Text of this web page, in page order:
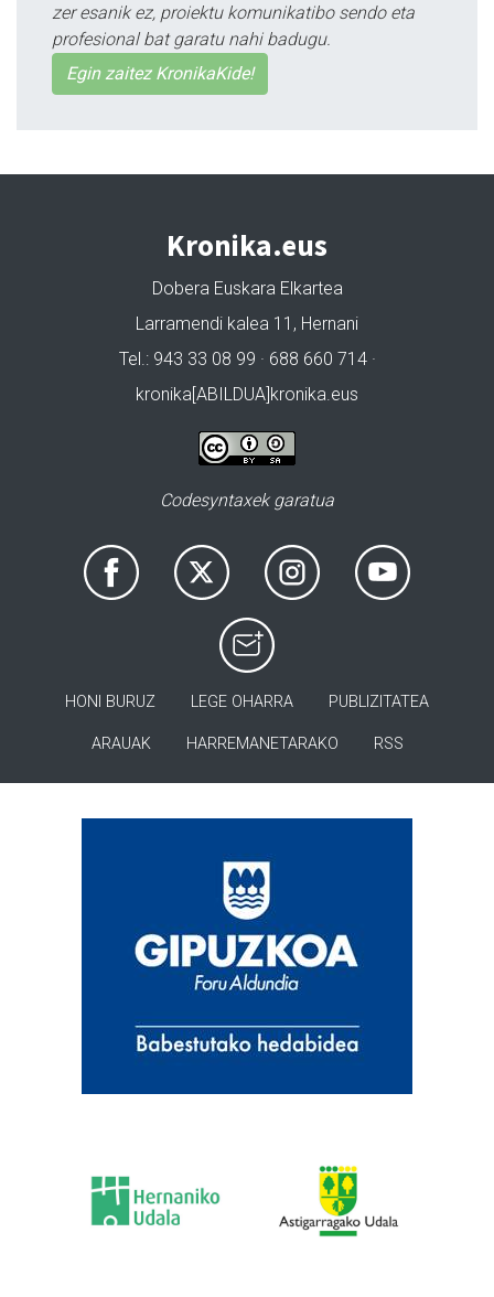
zer esanik ez, proiektu komunikatibo sendo eta
profesional bat garatu nahi badugu.
Egin zaitez KronikaKide!
Kronika.eus
Dobera Euskara Elkartea
Larramendi kalea 11, Hernani
Tel.: 943 33 08 99 · 688 660 714 ·
kronika[ABILDUA]kronika.eus
Codesyntaxek garatua
HONI BURUZ LEGE OHARRA PUBLIZITATEA
ARAUAK HARREMANETARAKO RSS